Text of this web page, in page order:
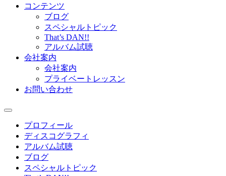
コンテンツ
ブログ
スペシャルトピック
That’s DAN!!
アルバム試聴
会社案内
会社案内
プライベートレッスン
お問い合わせ
プロフィール
ディスコグラフィ
アルバム試聴
ブログ
スペシャルトピック